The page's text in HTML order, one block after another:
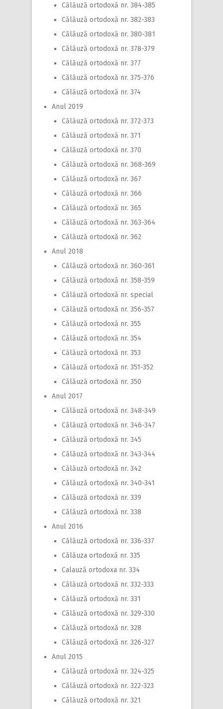
Călăuză ortodoxă nr. 384-385
Călăuză ortodoxă nr. 382-383
Călăuză ortodoxă nr. 380-381
Călăuză ortodoxă nr. 378-379
Călăuză ortodoxă nr. 377
Călăuză ortodoxă nr. 375-376
Călăuză ortodoxă nr. 374
Anul 2019
Călăuză ortodoxă nr. 372-373
Călăuză ortodoxă nr. 371
Călăuză ortodoxă nr. 370
Călăuză ortodoxă nr. 368-369
Călăuză ortodoxă nr. 367
Călăuză ortodoxă nr. 366
Călăuză ortodoxă nr. 365
Călăuză ortodoxă nr. 363-364
Călăuză ortodoxă nr. 362
Anul 2018
Călăuză ortodoxă nr. 360-361
Călăuză ortodoxă nr. 358-359
Călăuză ortodoxă nr. special
Călăuză ortodoxă nr. 356-357
Călăuză ortodoxă nr. 355
Călăuză ortodoxă nr. 354
Călăuză ortodoxă nr. 353
Călăuză ortodoxă nr. 351-352
Călăuză ortodoxă nr. 350
Anul 2017
Călăuză ortodoxă nr. 348-349
Călăuză ortodoxă nr. 346-347
Călăuză ortodoxă nr. 345
Călăuză ortodoxă nr. 343-344
Călăuză ortodoxă nr. 342
Călăuză ortodoxă nr. 340-341
Călăuză ortodoxă nr. 339
Călăuză ortodoxă nr. 338
Anul 2016
Călăuză ortodoxă nr. 336-337
Călăuza ortodoxă nr. 335
Calauză ortodoxa nr. 334
Călăuză ortodoxă nr. 332-333
Călăuză ortodoxă nr. 331
Călăuză ortodoxă nr. 329-330
Călăuză ortodoxă nr. 328
Călăuză ortodoxă nr. 326-327
Anul 2015
Călăuză ortodoxă nr. 324-325
Călăuză ortodoxă nr. 322-323
Călăuză ortodoxă nr. 321